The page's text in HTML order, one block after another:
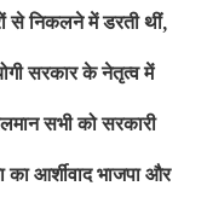
से निकलने में डरती थीं,
सरकार के नेतृत्व में
सभी को सरकारी
आर्शीवाद भाजपा और